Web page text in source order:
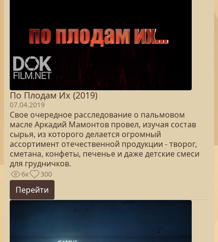
По Плодам Их (2019)
07.04.2019
Свое очередное расследование о пальмовом
масле Аркадий Мамонтов провел, изучая состав
сырья, из которого делается огромный
ассортимент отечественной продукции - творог,
сметана, конфеты, печенье и даже детские смеси
для грудничков.
6к 300
Перейти